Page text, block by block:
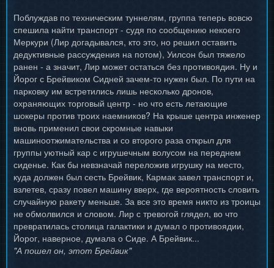
Поблуждав по техническим туннелям, группа теперь вовсю
спешила найти транспорт - судя по сообщению некоего
Меркури (Лир догадывался, кто это, но решил оставить
дедуктивные рассуждения на потом), Уилсон был тяжело
ранен - а значит, Лир может остаться без противоядия. Ну и
Йорог с Брейвиком Сидней зачем-то нужен был. По пути на
парковку им встретились лишь несколько дронов,
охраняющих торговый центр - но что есть летающие
шокеры против троих наемников? На крыше центра инженер
вновь применил свои скромные навыки
машиноотжимательства и со второго раза открыл для
группы уютный кар с игрушечным волусом на переднем
сиденье. Как бы невзначай переложив игрушку на место,
куда должен был сесть Брейвик, Кармак завел транспорт и,
взлетев, сразу повел машину вверх, где вероятность словить
случайную ракету меньше. За все это время никто из троицы
не обмолвился и словом. Лир с тревогой глядел, во что
превратилась столица галактики и думал о противоядии,
Йорог, наверное, думала о Сиде. А Брейвик...
"А пошел он, этот Брейвик"